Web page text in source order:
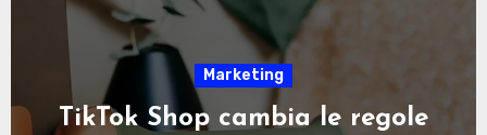
News
TikTok sotto osservazione in